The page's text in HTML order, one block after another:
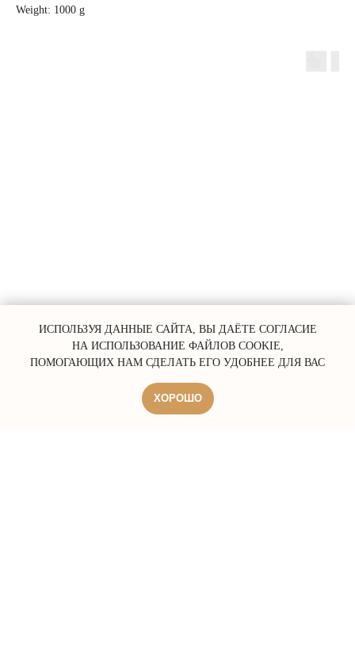
ИСПОЛЬЗУЯ ДАННЫЕ САЙТА, ВЫ ДАЁТЕ СОГЛАСИЕ
НА ИСПОЛЬЗОВАНИЕ ФАЙЛОВ COOKIE,
ПОМОГАЮЩИХ НАМ СДЕЛАТЬ ЕГО УДОБНЕЕ ДЛЯ ВАС
ХОРОШО
Weight: 1000 g